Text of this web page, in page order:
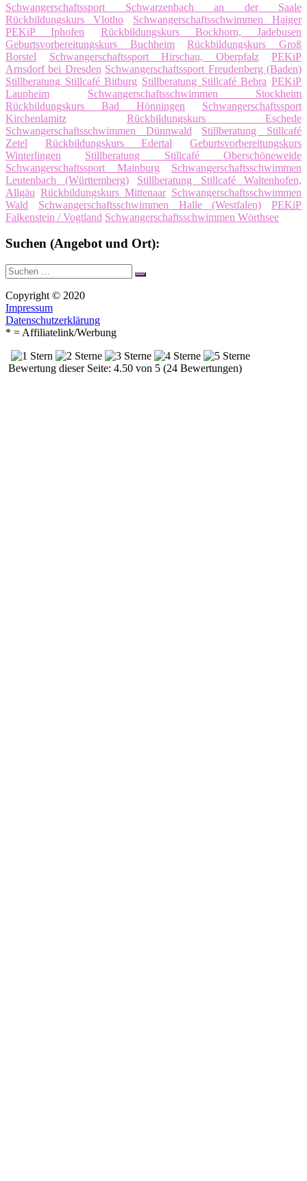
Schwangerschaftssport Schwarzenbach an der Saale
Rückbildungskurs Vlotho
Schwangerschaftsschwimmen Haiger
PEKiP Iphofen
Rückbildungskurs Bockhorn, Jadebusen
Geburtsvorbereitungskurs Buchheim
Rückbildungskurs Groß
Borstel
Schwangerschaftssport Hirschau, Oberpfalz
PEKiP
Arnsdorf bei Dresden Schwangerschaftssport Freudenberg (Baden)
Stillberatung Stillcafé Bitburg Stillberatung Stillcafé Bebra PEKiP
Laupheim
Schwangerschaftsschwimmen Stockheim
Rückbildungskurs Bad Hönningen
Schwangerschaftssport
Kirchenlamitz
Rückbildungskurs Eschede
Schwangerschaftsschwimmen Dünnwald
Stillberatung Stillcafé
Zetel
Rückbildungskurs Edertal
Geburtsvorbereitungskurs
Winterlingen
Stillberatung Stillcafé Oberschöneweide
Schwangerschaftssport Mainburg
Schwangerschaftsschwimmen
Leutenbach (Württemberg)
Stillberatung Stillcafé Waltenhofen,
Allgäu Rückbildungskurs Mittenaar Schwangerschaftsschwimmen
Wald
Schwangerschaftsschwimmen Halle (Westfalen)
PEKiP
Falkenstein / Vogtland Schwangerschaftsschwimmen Wörthsee
Suchen (Angebot und Ort):
Suche
nach:
Suchen
Copyright © 2020
Impressum
Datenschutzerklärung
* = Affiliatelink/Werbung
Bewertung dieser Seite: 4.50 von 5 (24 Bewertungen)